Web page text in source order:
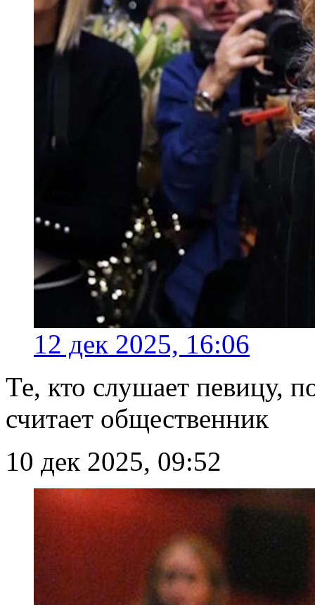
12 дек 2025, 16:06
Те, кто слушает певицу,
считает общественник
10 дек 2025, 09:52